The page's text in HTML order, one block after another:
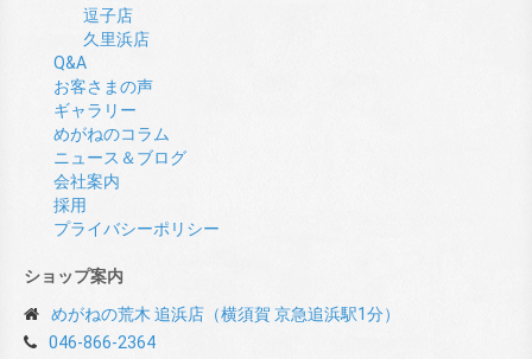
逗子店
久里浜店
Q&A
お客さまの声
ギャラリー
めがねのコラム
ニュース＆ブログ
会社案内
採用
プライバシーポリシー
ショップ案内
めがねの荒木 追浜店（横須賀 京急追浜駅1分）
046-866-2364